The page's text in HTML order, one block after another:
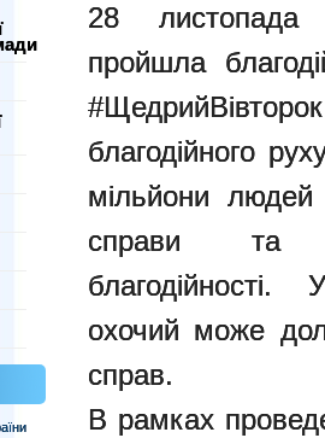
28 листопада
пройшла
благодійного
мільйони людей
справи та
благодійності.
охочий може
справ.
В рамках